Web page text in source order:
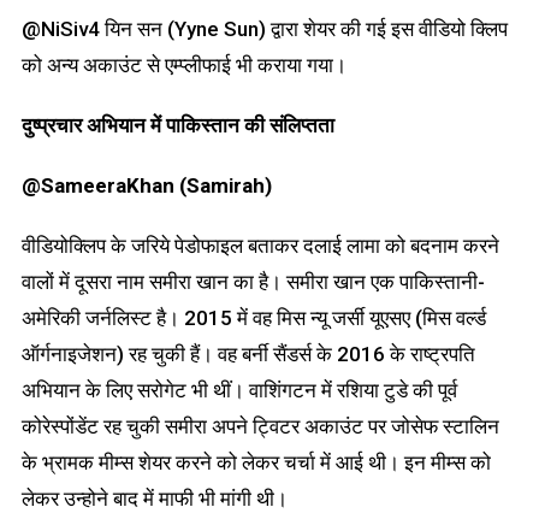
@NiSiv4 यिन सन (Yyne Sun) द्वारा शेयर की गई इस वीडियो क्लिप
को अन्य अकाउंट से एम्प्लीफाई भी कराया गया।
दुष्प्रचार अभियान में पाकिस्तान की संलिप्तता
@SameeraKhan (Samirah)
वीडियोक्लिप के जरिये पेडोफाइल बताकर दलाई लामा को बदनाम करने
वालों में दूसरा नाम समीरा खान का है। समीरा खान एक पाकिस्तानी-
अमेरिकी जर्नलिस्ट है। 2015 में वह मिस न्यू जर्सी यूएसए (मिस वर्ल्ड
ऑर्गनाइजेशन) रह चुकी हैं। वह बर्नी सैंडर्स के 2016 के राष्ट्रपति
अभियान के लिए सरोगेट भी थीं। वाशिंगटन में रशिया टुडे की पूर्व
कोरेस्पोंडेंट रह चुकी समीरा अपने ट्विटर अकाउंट पर जोसेफ स्टालिन
के भ्रामक मीम्स शेयर करने को लेकर चर्चा में आई थी। इन मीम्स को
लेकर उन्होने बाद में माफी भी मांगी थी।